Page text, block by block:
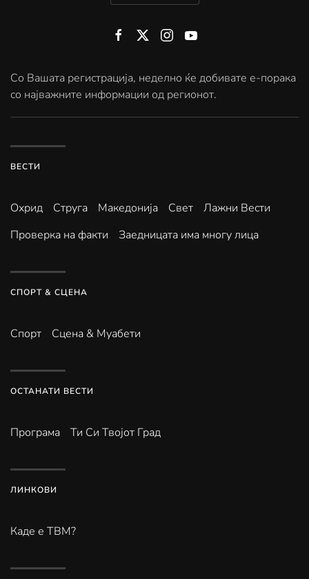
Со Вашата регистрација, неделно ќе добивате е-порака
со најважните информации од регионот.
ВЕСТИ
Охрид Струга Македонија Свет
Лажни Вести
Проверка на факти
Заедницата има многу лица
СПОРТ & СЦЕНА
Спорт Сцена & Муабети
ОСТАНАТИ ВЕСТИ
Програма Ти Си Твојот Град
ЛИНКОВИ
Каде е ТВМ?